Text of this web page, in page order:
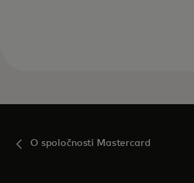
O spoločnosti Mastercard